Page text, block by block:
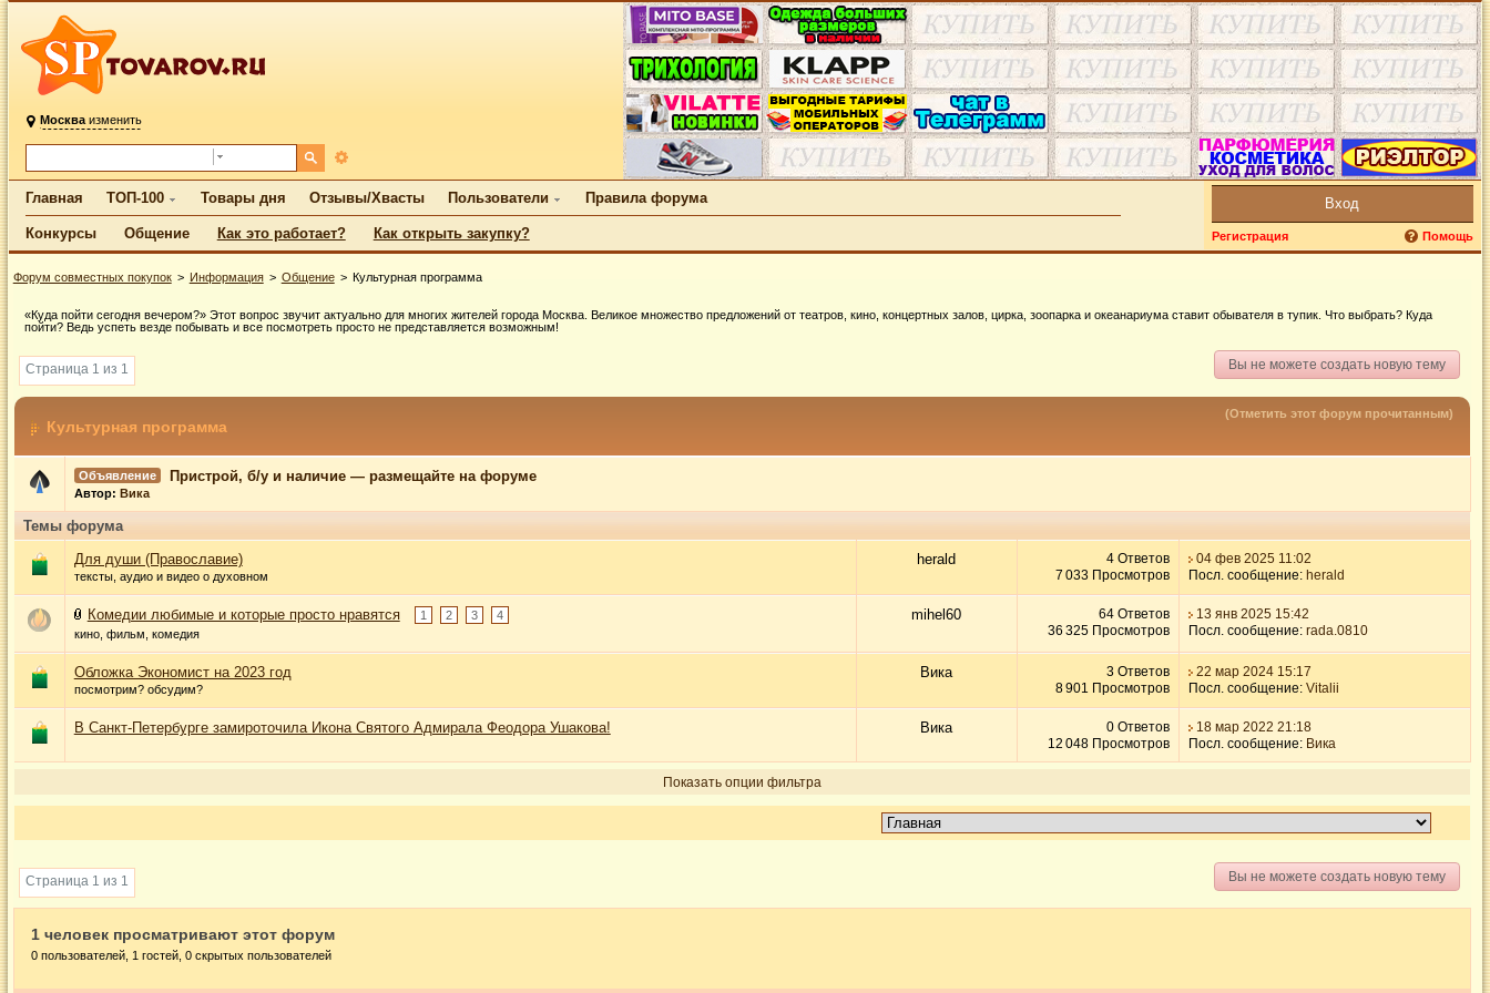
Москваизменить
Главная ТОП-100 Товары дня Отзывы/Хвасты Пользователи Правила форума
Конкурсы Общение Как это работает? Как открыть закупку?
Вход
Регистрация Помощь
Форум совместных покупок Информация Общение Культурная программа
«Куда пойти сегодня вечером?» Этот вопрос звучит актуально для многих жителей города Москва. Великое множество предложений от театров, кино, концертных залов, цирка, зоопарка и океанариума ставит обывателя в тупик. Что выбрать? Куда
пойти? Ведь успеть везде побывать и все посмотреть просто не представляется возможным!
Страница 1 из 1 Вы не можете создать новую тему
Культурная программа
(Отметить этот форум прочитанным)
Объявление Пристрой, б/у и наличие — размещайте на форуме
Автор: Вика
Темы форума
Для души (Православие)
тексты, аудио и видео о духовном
herald
4 Ответов
7 033 Просмотров
04 фев 2025 11:02
Посл. сообщение: herald
Комедии любимые и которые просто нравятся 1 2 3
4
кино, фильм, комедия
mihel60
64 Ответов
36 325 Просмотров
13 янв 2025 15:42
Посл. сообщение: rada.0810
Обложка Экономист на 2023 год
посмотрим? обсудим?
Вика
3 Ответов
8 901 Просмотров
22 мар 2024 15:17
Посл. сообщение: Vitalii
В Санкт-Петербурге замироточила Икона Святого Адмирала Феодора Ушакова! Вика
0 Ответов
12 048 Просмотров
18 мар 2022 21:18
Посл. сообщение: Вика
Показать опции фильтра
Страница 1 из 1 Вы не можете создать новую тему
1 человек просматривают этот форум
0 пользователей, 1 гостей, 0 скрытых пользователей